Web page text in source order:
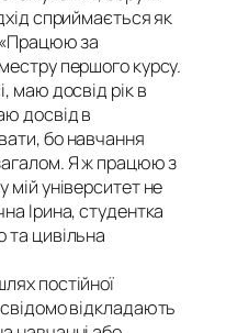
сприймається як
«Працюю за
першого курсу.
маю досвід рік в
досвід в
бо навчання
Я ж працюю з
мій університет не
Ірина, студентка
та цивільна
постійної
відкладають